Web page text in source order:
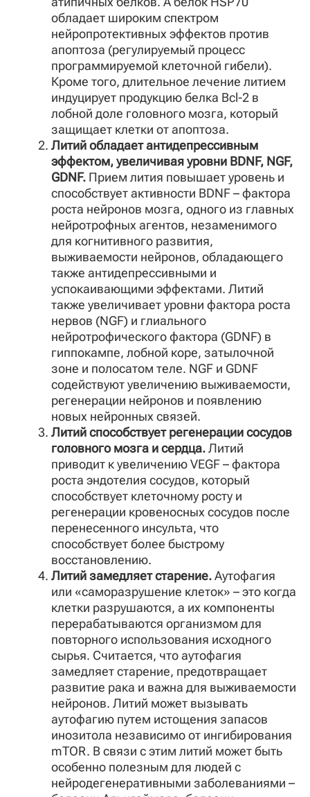
обладает широким спектром
нейропротективных эффектов против
апоптоза (регулируемый процесс
программируемой клеточной гибели).
Кроме того, длительное лечение литием
индуцирует продукцию белка Bcl-2 в
лобной доле головного мозга, который
защищает клетки от апоптоза.
Литий обладает антидепрессивным
эффектом, увеличивая уровни BDNF, NGF,
GDNF. Прием лития повышает уровень и
способствует активности BDNF – фактора
роста нейронов мозга, одного из главных
нейротрофных агентов, незаменимого
для когнитивного развития,
выживаемости нейронов, обладающего
также антидепрессивными и
успокаивающими эффектами. Литий
также увеличивает уровни фактора роста
нервов (NGF) и глиального
нейротрофического фактора (GDNF) в
гиппокампе, лобной коре, затылочной
зоне и полосатом теле. NGF и GDNF
содействуют увеличению выживаемости,
регенерации нейронов и появлению
новых нейронных связей.
Литий способствует регенерации сосудов
головного мозга и сердца.Литий
приводит к увеличению VEGF – фактора
роста эндотелия сосудов, который
способствует клеточному росту и
регенерации кровеносных сосудов после
перенесенного инсульта, что
способствует более быстрому
восстановлению.
Литий замедляет старение.Аутофагия
или «саморазрушение клеток» – это когда
клетки разрушаются, а их компоненты
перерабатываются организмом для
повторного использования исходного
сырья. Считается, что аутофагия
замедляет старение, предотвращает
развитие рака и важна для выживаемости
нейронов. Литий может вызывать
аутофагию путем истощения запасов
инозитола независимо от ингибирования
mTOR. В связи с этим литий может быть
особенно полезным для людей с
нейродегенеративными заболеваниями –